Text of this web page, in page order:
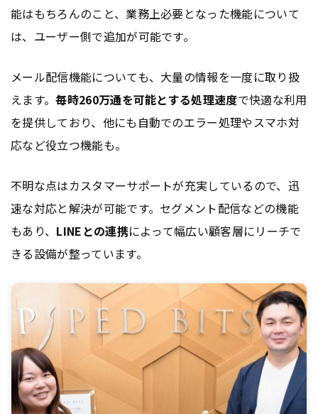
能はもちろんのこと、業務上必要となった機能について
は、ユーザー側で追加が可能です。
メール配信機能についても、大量の情報を一度に取り扱
えます。毎時260万通を可能とする処理速度で快適な利用
を提供しており、他にも自動でのエラー処理やスマホ対
応など役立つ機能も。
不明な点はカスタマーサポートが充実しているので、迅
速な対応と解決が可能です。セグメント配信などの機能
もあり、 LINEとの連携によって幅広い顧客層にリーチで
きる設備が整っています。